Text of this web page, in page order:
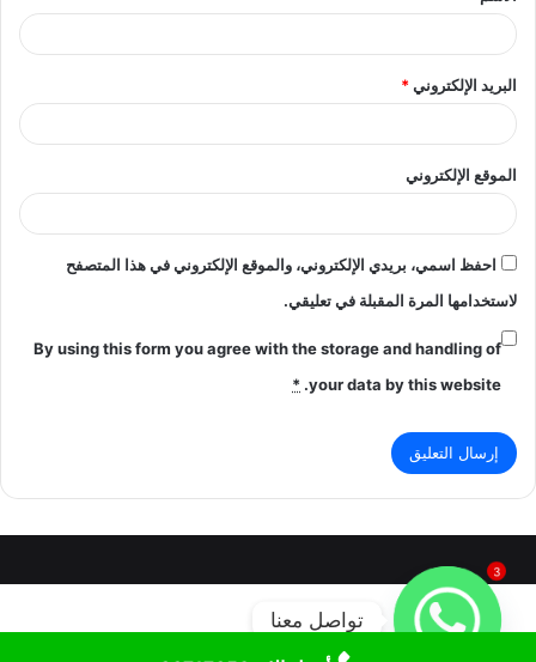
البريد الإلكتروني*
الموقع الإلكتروني
احفظ اسمي، بريدي الإلكتروني، والموقع الإلكتروني في هذا المتصفح
لاستخدامها المرة المقبلة في تعليقي.
By using this form you agree with the storage and handling of
your data by this website.
*
3
تواصل معنا